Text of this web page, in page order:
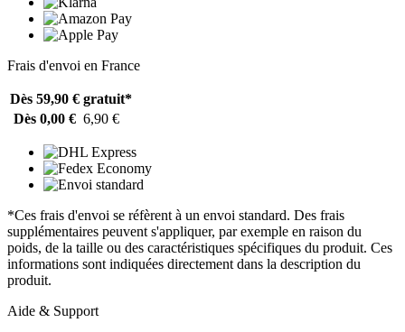
Frais d'envoi en France
Dès 59,90 € gratuit*
Dès 0,00 € 6,90 €
*Ces frais d'envoi se réfèrent à un envoi standard. Des frais
supplémentaires peuvent s'appliquer, par exemple en raison du
poids, de la taille ou des caractéristiques spécifiques du produit. Ces
informations sont indiquées directement dans la description du
produit.
Aide & Support